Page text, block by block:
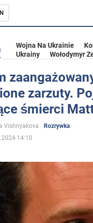
Ukrainie
Wojna Na Ukrainie
Ukrainy
Wołodymyr
zarzuty.
śmierci
Vishnyakova
Rozrywka
14:10